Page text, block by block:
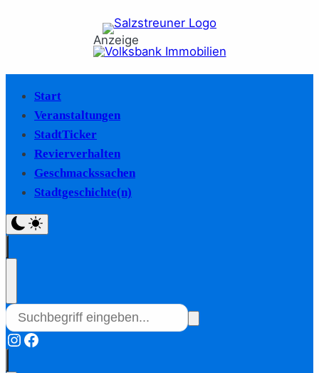
Anzeige
Start
Veranstaltungen
StadtTicker
Revierverhalten
Geschmackssachen
Stadtgeschichte(n)
Instagram
Facebook